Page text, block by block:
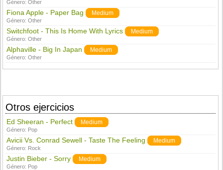
Género:Other
Fiona Apple - Paper Bag Medium
Género:Other
Switchfoot - This Is Home With Lyrics Medium
Género:Other
Alphaville - Big In Japan Medium
Género:Other
Otros ejercicios
Ed Sheeran - Perfect Medium
Género: Pop
Avicii Vs. Conrad Sewell - Taste The Feeling Medium
Género: Rock
Justin Bieber - Sorry Medium
Género: Pop